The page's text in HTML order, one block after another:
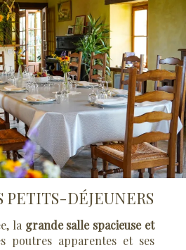
PETITS-DÉJEUNERS
la grande salle spacieuse et
poutres apparentes et ses